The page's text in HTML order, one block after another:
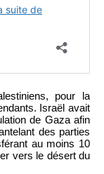
pour la
Israël avait
de Gaza afin
des parties
au moins 10
vers le désert du